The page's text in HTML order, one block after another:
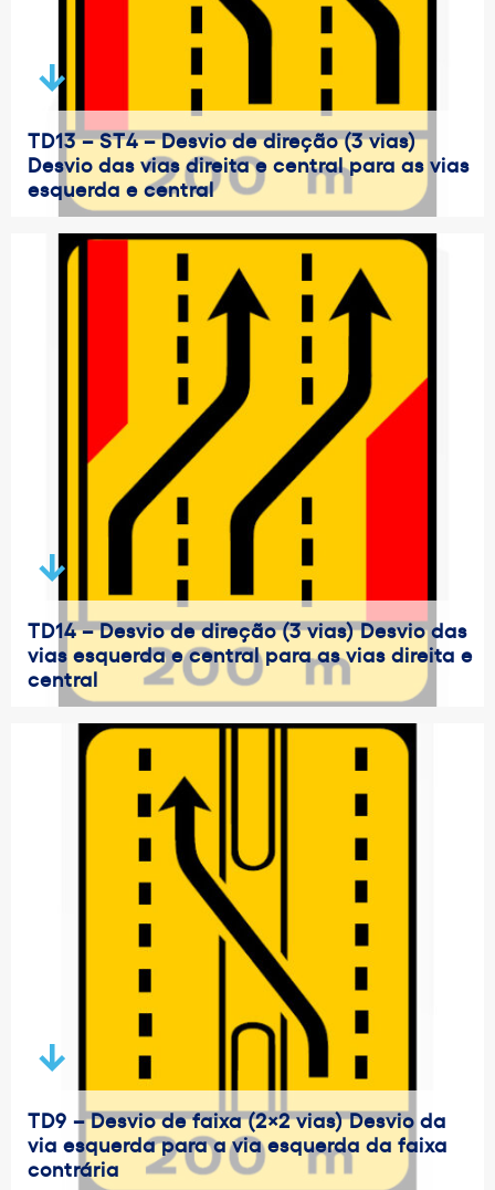
TD13 – ST4 – Desvio de direção (3 vias)
Desvio das vias direita e central para as vias
esquerda e central
TD14 – Desvio de direção (3 vias) Desvio das
vias esquerda e central para as vias direita e
central
TD9 – Desvio de faixa (2×2 vias) Desvio da
via esquerda para a via esquerda da faixa
contrária